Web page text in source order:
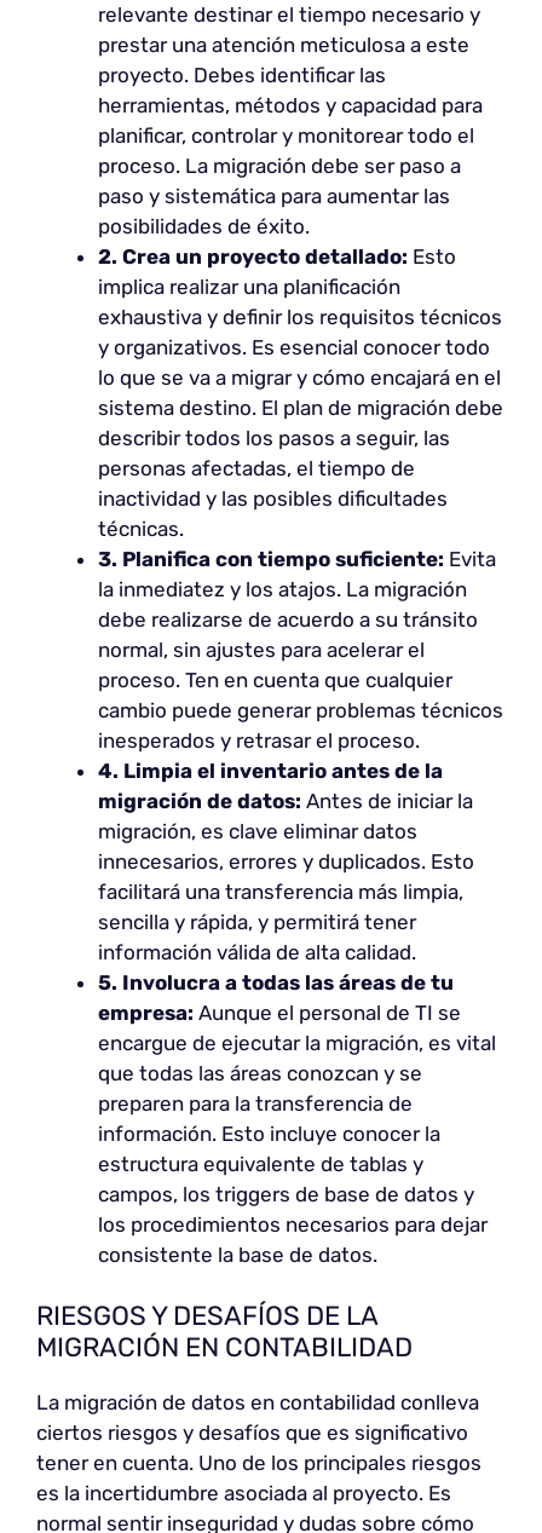
relevante destinar el tiempo necesario y
prestar una atención meticulosa a este
proyecto. Debes identificar las
herramientas, métodos y capacidad para
planificar, controlar y monitorear todo el
proceso. La migración debe ser paso a
paso y sistemática para aumentar las
posibilidades de éxito.
2. Crea un proyecto detallado: Esto
implica realizar una planificación
exhaustiva y definir los requisitos técnicos
y organizativos. Es esencial conocer todo
lo que se va a migrar y cómo encajará en el
sistema destino. El plan de migración debe
describir todos los pasos a seguir, las
personas afectadas, el tiempo de
inactividad y las posibles dificultades
técnicas.
3. Planifica con tiempo suficiente: Evita
la inmediatez y los atajos. La migración
debe realizarse de acuerdo a su tránsito
normal, sin ajustes para acelerar el
proceso. Ten en cuenta que cualquier
cambio puede generar problemas técnicos
inesperados y retrasar el proceso.
4. Limpia el inventario antes de la
migración de datos: Antes de iniciar la
migración, es clave eliminar datos
innecesarios, errores y duplicados. Esto
facilitará una transferencia más limpia,
sencilla y rápida, y permitirá tener
información válida de alta calidad.
5. Involucra a todas las áreas de tu
empresa: Aunque el personal de TI se
encargue de ejecutar la migración, es vital
que todas las áreas conozcan y se
preparen para la transferencia de
información. Esto incluye conocer la
estructura equivalente de tablas y
campos, los triggers de base de datos y
los procedimientos necesarios para dejar
consistente la base de datos.
RIESGOS Y DESAFÍOS DE LA
MIGRACIÓN EN CONTABILIDAD
La migración de datos en contabilidad conlleva
ciertos riesgos y desafíos que es significativo
tener en cuenta. Uno de los principales riesgos
es la incertidumbre asociada al proyecto. Es
normal sentir inseguridad y dudas sobre cómo